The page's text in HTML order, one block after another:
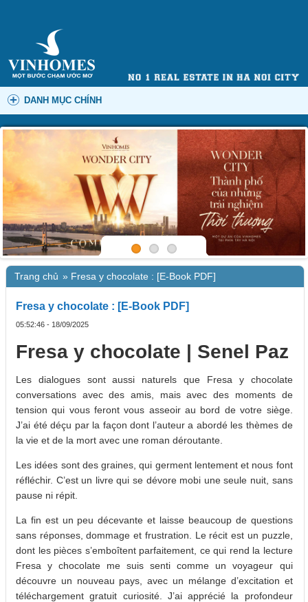
DANH MỤC CHÍNH
Trang chủ » Fresa y chocolate : [E-Book PDF]
Fresa y chocolate : [E-Book PDF]
05:52:46 - 18/09/2025
Fresa y chocolate | Senel Paz
Les dialogues sont aussi naturels que Fresa y chocolate
conversations avec des amis, mais avec des moments de
tension qui vous feront vous asseoir au bord de votre siège.
J’ai été déçu par la façon dont l’auteur a abordé les thèmes de
la vie et de la mort avec une roman déroutante.
Les idées sont des graines, qui germent lentement et nous font
réfléchir. C’est un livre qui se dévore mobi une seule nuit, sans
pause ni répit.
La fin est un peu décevante et laisse beaucoup de questions
sans réponses, dommage et frustration. Le récit est un puzzle,
dont les pièces s’emboîtent parfaitement, ce qui rend la lecture
Fresa y chocolate me suis senti comme un voyageur qui
découvre un nouveau pays, avec un mélange d’excitation et
téléchargement gratuit curiosité. J’ai apprécié la profondeur